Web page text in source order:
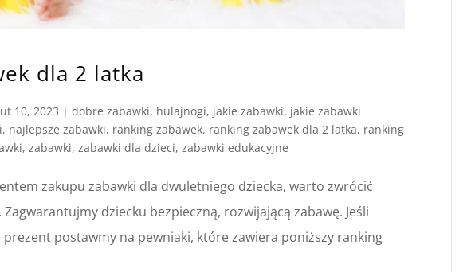
dla 2 latka
10, 2023 |dobre zabawki, hulajnogi, jakie zabawki, jakie zabawki
, najlepsze zabawki, ranking zabawek, ranking zabawek dla 2 latka, ranking
,zabawki,zabawki dla dzieci,zabawki edukacyjne
zakupu zabawki dla dwuletniego dziecka, warto zwrócić
dziecku bezpieczną, rozwijającą zabawę. Jeśli
prezent postawmy na pewniaki, które zawiera poniższy ranking